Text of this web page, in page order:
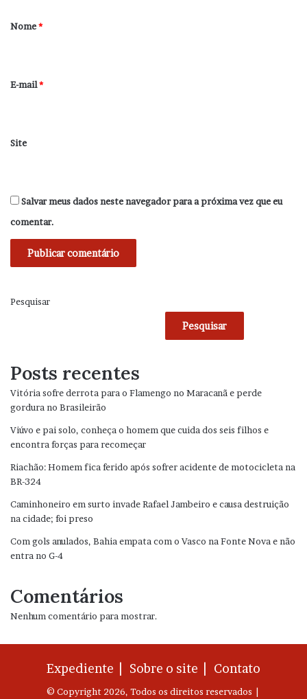
r
*
Nome*
E-mail*
Site
Salvar meus dados neste navegador para a próxima vez que eu
comentar.
Pesquisar
Pesquisar
Posts recentes
Vitória sofre derrota para o Flamengo no Maracanã e perde
gordura no Brasileirão
Viúvo e pai solo, conheça o homem que cuida dos seis filhos e
encontra forças para recomeçar
Riachão: Homem fica ferido após sofrer acidente de motocicleta na
BR-324
Caminhoneiro em surto invade Rafael Jambeiro e causa destruição
na cidade; foi preso
Com gols anulados, Bahia empata com o Vasco na Fonte Nova e não
entra no G-4
Comentários
Nenhum comentário para mostrar.
Expediente | Sobre o site | Contato
© Copyright 2026, Todos os direitos reservados |